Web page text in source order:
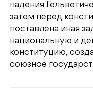
падения
затем перед
поставлена иная
национальную и
конституцию,
союзное